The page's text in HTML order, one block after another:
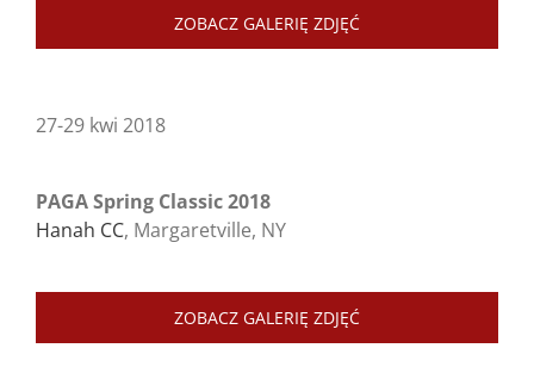
ZOBACZ GALERIĘ ZDJĘĆ
27-29 kwi 2018
PAGA Spring Classic 2018
Hanah CC, Margaretville, NY
ZOBACZ GALERIĘ ZDJĘĆ